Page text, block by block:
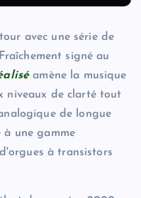
avec une série de
signé au
amène la musique
niveaux de clarté tout
de longue
une gamme
à transistors